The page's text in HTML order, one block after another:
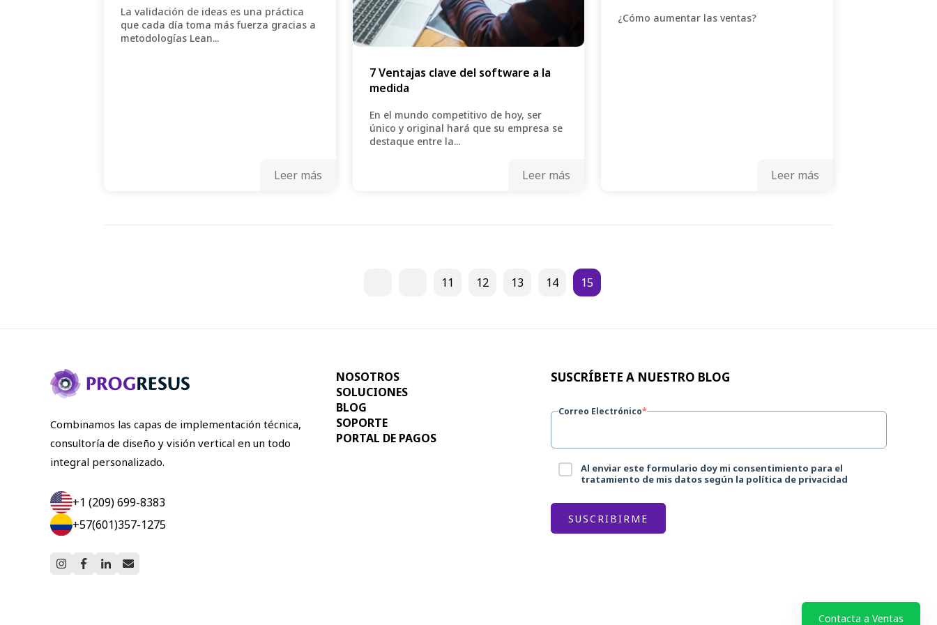
La validación de ideas es una práctica
que cada día toma más fuerza gracias a
metodologías Lean...
Leer más
7 Ventajas clave del software a la
medida
En el mundo competitivo de hoy, ser
único y original hará que su empresa se
destaque entre la...
Leer más
¿Cómo aumentar las ventas?
Leer más
11 12 13 14 15
Contacta a Ventas
Combinamos las capas de implementación técnica,
consultoría de diseño y visión vertical en un todo
integral personalizado.
+1 (209) 699-8383
+57(601)357-1275
NOSOTROS
SOLUCIONES
BLOG
SOPORTE
PORTAL DE PAGOS
SUSCRÍBETE A NUESTRO BLOG
Correo Electrónico*
Al enviar este formulario doy mi consentimiento para el
tratamiento de mis datos según la política de privacidad